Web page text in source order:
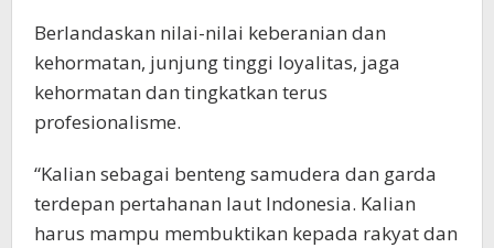
Berlandaskan nilai-nilai keberanian dan
kehormatan, junjung tinggi loyalitas, jaga
kehormatan dan tingkatkan terus
profesionalisme.
“Kalian sebagai benteng samudera dan garda
terdepan pertahanan laut Indonesia. Kalian
harus mampu membuktikan kepada rakyat dan